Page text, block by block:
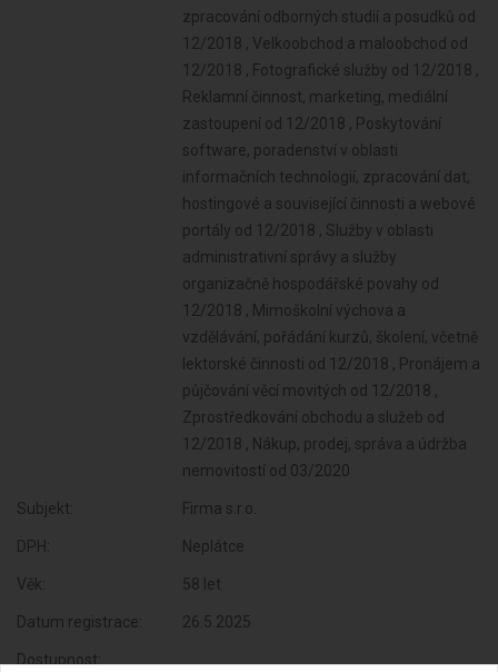
zpracování odborných studií a posudků od
12/2018 , Velkoobchod a maloobchod od
12/2018 , Fotografické služby od 12/2018 ,
Reklamní činnost, marketing, mediální
zastoupení od 12/2018 , Poskytování
software, poradenství v oblasti
informačních technologií, zpracování dat,
hostingové a související činnosti a webové
portály od 12/2018 , Služby v oblasti
administrativní správy a služby
organizačně hospodářské povahy od
12/2018 , Mimoškolní výchova a
vzdělávání, pořádání kurzů, školení, včetně
lektorské činnosti od 12/2018 , Pronájem a
půjčování věcí movitých od 12/2018 ,
Zprostředkování obchodu a služeb od
12/2018 , Nákup, prodej, správa a údržba
nemovitostí od 03/2020
Subjekt: Firma s.r.o.
DPH: Neplátce
Věk: 58 let
Datum registrace: 26.5.2025
Dostupnost: